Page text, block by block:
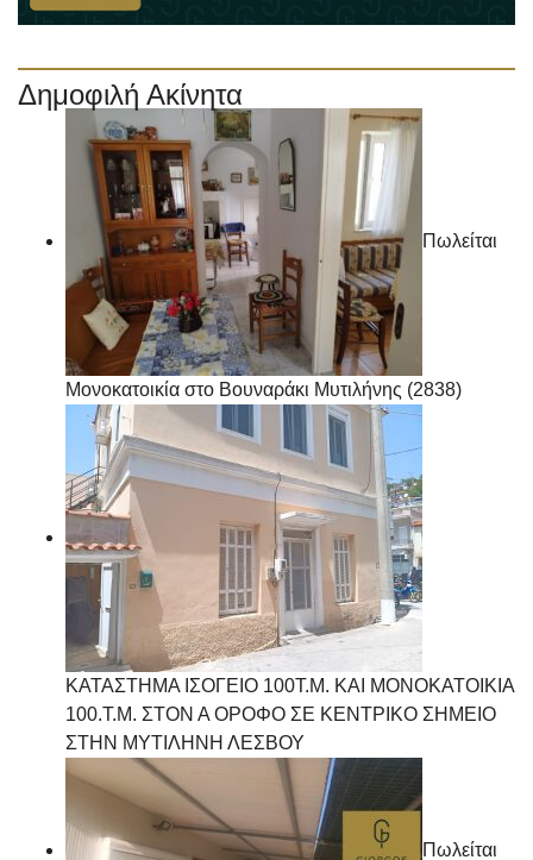
Δημοφιλή Ακίνητα
Πωλείται
Μονοκατοικία στο Βουναράκι Μυτιλήνης (2838)
ΚΑΤΑΣΤΗΜΑ ΙΣΟΓΕΙΟ 100Τ.Μ. ΚΑΙ ΜΟΝΟΚΑΤΟΙΚΙΑ
100.Τ.Μ. ΣΤΟΝ Α ΟΡΟΦΟ ΣΕ ΚΕΝΤΡΙΚΟ ΣΗΜΕΙΟ
ΣΤΗΝ ΜΥΤΙΛΗΝΗ ΛΕΣΒΟΥ
Πωλείται